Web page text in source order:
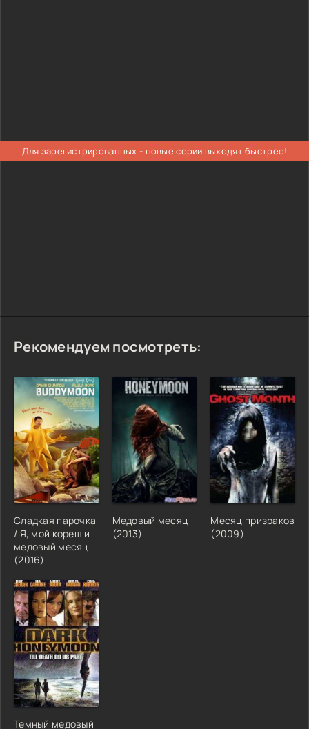
Для зарегистрированных - новые серии выходят быстрее!
Рекомендуем посмотреть:
Сладкая парочка
/ Я, мой кореш и
медовый месяц
(2016)
Медовый месяц
(2013)
Месяц призраков
(2009)
Темный медовый